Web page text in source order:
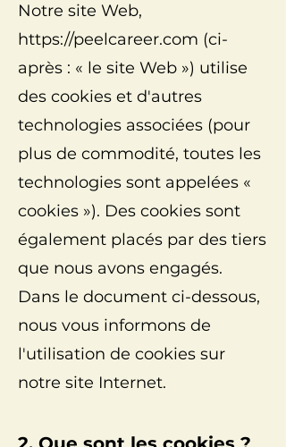
Notre site Web,
https://peelcareer.com (ci-
après : « le site Web ») utilise
des cookies et d'autres
technologies associées (pour
plus de commodité, toutes les
technologies sont appelées «
cookies »). Des cookies sont
également placés par des tiers
que nous avons engagés.
Dans le document ci-dessous,
nous vous informons de
l'utilisation de cookies sur
notre site Internet.